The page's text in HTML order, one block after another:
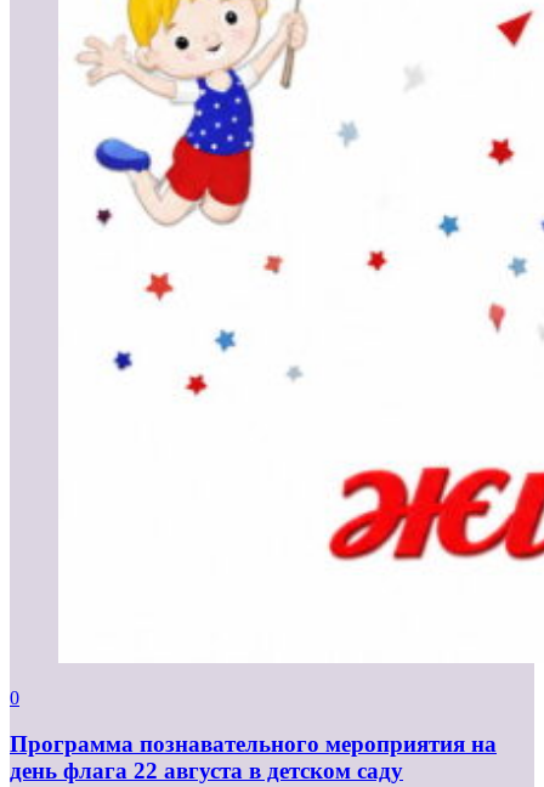
0
Программа познавательного мероприятия на
день флага 22 августа в детском саду